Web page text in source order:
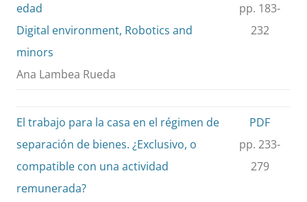
edad
Digital environment, Robotics and
minors
Ana Lambea Rueda
pp. 183-
232
El trabajo para la casa en el régimen de
separación de bienes. ¿Exclusivo, o
compatible con una actividad
remunerada?
PDF
pp. 233-
279